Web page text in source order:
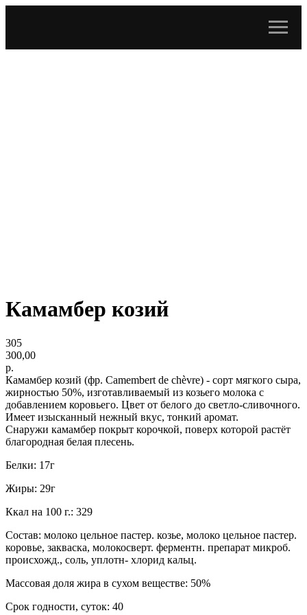
Камамбер козий
305
300,00
р.
Камамбер козий (фр. Сamembert de chèvre) - сорт мягкого сыра,
жирностью 50%, изготавливаемый из козьего молока с
добавлением коровьего. Цвет от белого до светло-сливочного.
Имеет изысканный нежный вкус, тонкий аромат.
Снаружи камамбер покрыт корочкой, поверх которой растёт
благородная белая плесень.
Белки: 17г
Жиры: 29г
Ккал на 100 г.: 329
Состав: молоко цельное пастер. козье, молоко цельное пастер.
коровье, закваска, молокосверт. ферментн. препарат микроб.
происхожд., соль, уплотн- хлорид кальц.
Массовая доля жира в сухом веществе: 50%
Срок годности, суток: 40